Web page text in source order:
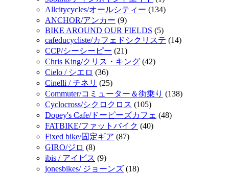
Allcitycycles/オールシティー (134)
ANCHOR/アンカー (9)
BIKE AROUND OUR FIELDS (5)
cafeducycliste/カフェドシクリステ (14)
CCP/シーシーピー (21)
Chris King/クリス・キング (42)
Cielo / シエロ (36)
Cinelli / チネリ (25)
Commuter/コミューター＆街乗り (138)
Cyclocross/シクロクロス (105)
Dopey's Cafe/ドーピーズカフェ (48)
FATBIKE/ファットバイク (40)
Fixed bike/固定ギア (87)
GIRO/ジロ (8)
ibis / アイビス (9)
jonesbikes/ ジョーンズ (18)